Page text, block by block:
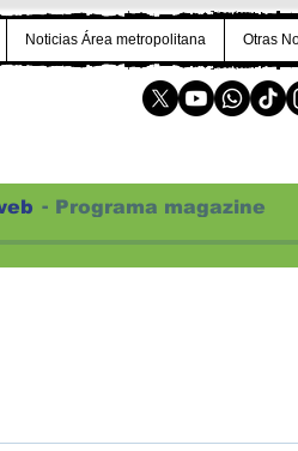
Noticias Área metropolitana Otras
Programa magazine